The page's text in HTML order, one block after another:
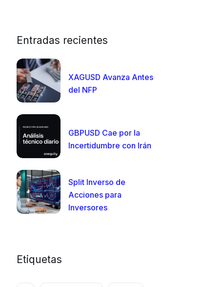
Entradas recientes
XAGUSD Avanza Antes
del NFP
GBPUSD Cae por la
Incertidumbre con Irán
Split Inverso de
Acciones para
Inversores
Etiquetas